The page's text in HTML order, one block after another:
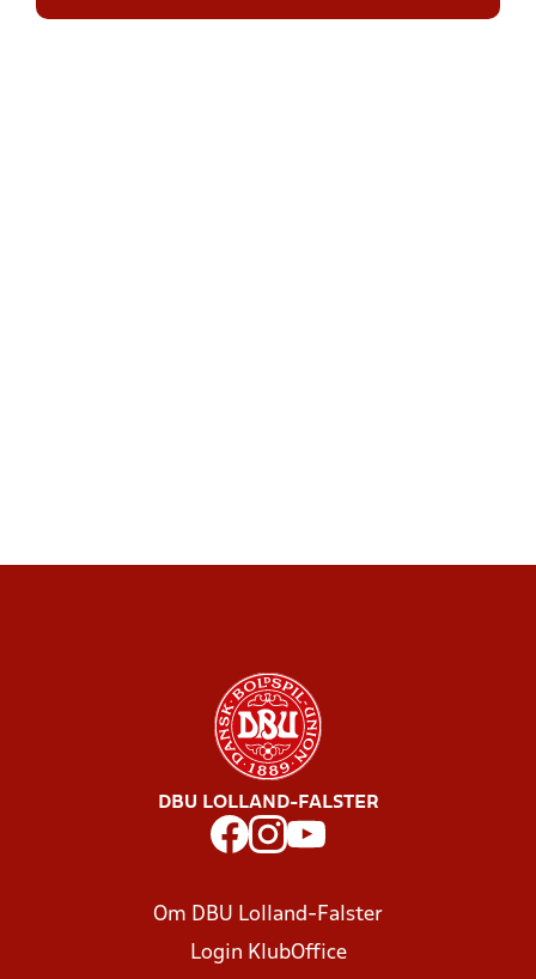
DBU LOLLAND-FALSTER
Om DBU Lolland-Falster
Login KlubOffice